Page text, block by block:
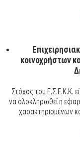
κοινοχρήστων
Στόχος του Ε.Σ.Ε.Κ.Κ.
να ολοκληρωθεί η
χαρακτηρισμένων